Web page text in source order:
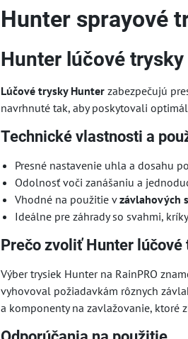
Hunter sprayové
Hunter lúčové
Lúčové trysky Hunter zabezpečujú
navrhnuté tak, aby poskytovali
Technické vlastnosti a
Presné nastavenie uhla a dosahu
Odolnosť voči zanášaniu a
Vhodné na použitie vzávlahových
Ideálne pre záhrady so svahmi,
Prečo zvoliť Hunter lúčové
Výber trysiek Hunter na RainPRO
vyhovoval požiadavkám rôznych
a komponenty na zavlažovanie, ktoré